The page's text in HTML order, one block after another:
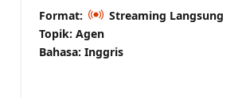
Format:
Streaming Langsung
Topik: Agen
Bahasa: Inggris